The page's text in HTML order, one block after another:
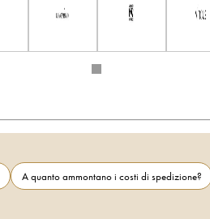
A quanto ammontano i costi di spedizione?